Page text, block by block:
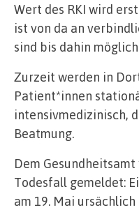
Wert des RKI wird
ist von da an
sind bis dahin
Zurzeit werden in
Patient*innen
intensivmedizinisch,
Beatmung.
Dem
Todesfall gemeldet:
am 19. Mai ursächlich